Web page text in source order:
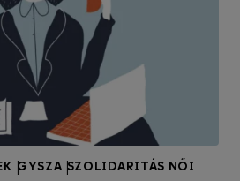
|
GYSZA |
SZOLIDARITÁS NŐI